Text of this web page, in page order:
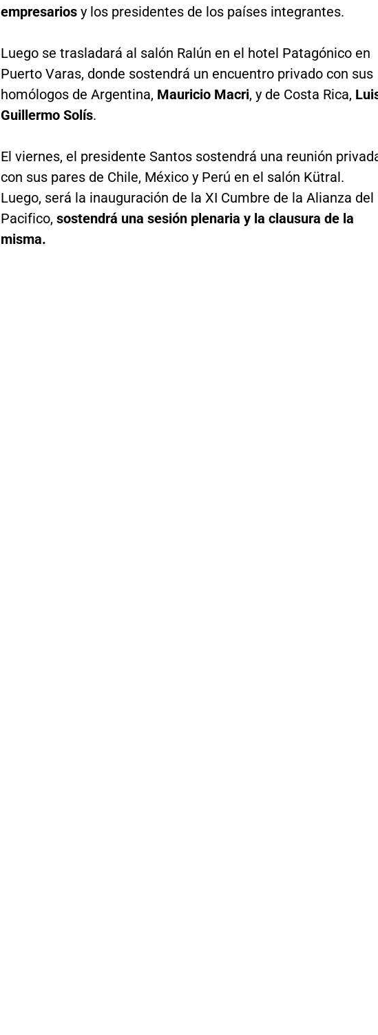
empresariosy los presidentes de los países integrantes.
Luego se trasladará al salón Ralún en el hotel Patagónico en
Puerto Varas, donde sostendrá un encuentro privado con sus
homólogos de Argentina, Mauricio Macri, y de Costa Rica,
Guillermo Solís.
El viernes, el presidente Santos sostendrá una reunión
con sus pares de Chile, México y Perú en el salón Kütral.
Luego, será la inauguración de la XI Cumbre de la Alianza del
Pacifico, sostendrá una sesión plenaria y la clausura de la
misma.